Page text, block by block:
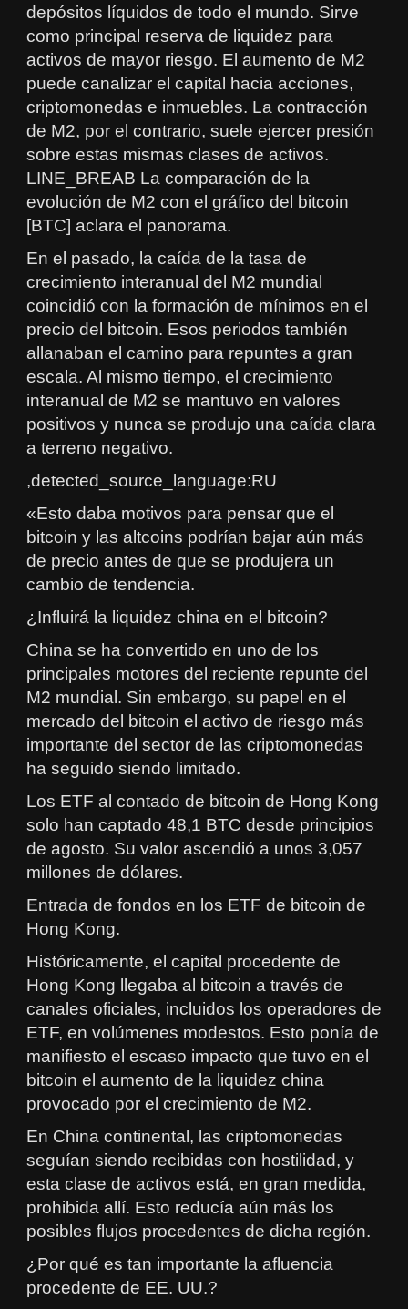
depósitos líquidos de todo el mundo. Sirve
como principal reserva de liquidez para
activos de mayor riesgo. El aumento de M2
puede canalizar el capital hacia acciones,
criptomonedas e inmuebles. La contracción
de M2, por el contrario, suele ejercer presión
sobre estas mismas clases de activos.
LINE_BREAB La comparación de la
evolución de M2 con el gráfico del bitcoin
[BTC] aclara el panorama.
En el pasado, la caída de la tasa de
crecimiento interanual del M2 mundial
coincidió con la formación de mínimos en el
precio del bitcoin. Esos periodos también
allanaban el camino para repuntes a gran
escala. Al mismo tiempo, el crecimiento
interanual de M2 se mantuvo en valores
positivos y nunca se produjo una caída clara
a terreno negativo.
,detected_source_language:RU
«Esto daba motivos para pensar que el
bitcoin y las altcoins podrían bajar aún más
de precio antes de que se produjera un
cambio de tendencia.
¿Influirá la liquidez china en el bitcoin?
China se ha convertido en uno de los
principales motores del reciente repunte del
M2 mundial. Sin embargo, su papel en el
mercado del bitcoin el activo de riesgo más
importante del sector de las criptomonedas
ha seguido siendo limitado.
Los ETF al contado de bitcoin de Hong Kong
solo han captado 48,1 BTC desde principios
de agosto. Su valor ascendió a unos 3,057
millones de dólares.
Entrada de fondos en los ETF de bitcoin de
Hong Kong.
Históricamente, el capital procedente de
Hong Kong llegaba al bitcoin a través de
canales oficiales, incluidos los operadores de
ETF, en volúmenes modestos. Esto ponía de
manifiesto el escaso impacto que tuvo en el
bitcoin el aumento de la liquidez china
provocado por el crecimiento de M2.
En China continental, las criptomonedas
seguían siendo recibidas con hostilidad, y
esta clase de activos está, en gran medida,
prohibida allí. Esto reducía aún más los
posibles flujos procedentes de dicha región.
¿Por qué es tan importante la afluencia
procedente de EE. UU.?